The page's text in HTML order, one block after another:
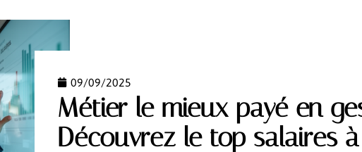
09/09/2025
Métier le mieux payé en
Découvrez le top salaires